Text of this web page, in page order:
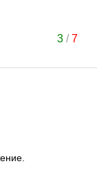
3/7